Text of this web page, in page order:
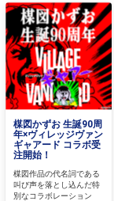
楳図かずお 生誕90周
年×ヴィレッジヴァン
ギャアード コラボ受
注開始！
楳図作品の代名詞である
叫び声を落とし込んだ特
別なコラボレーション